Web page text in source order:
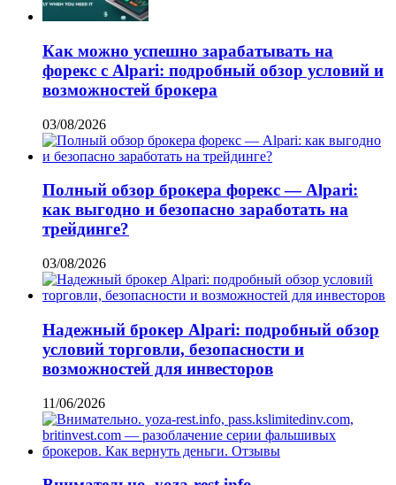
Как можно успешно зарабатывать на
форекс с Alpari: подробный обзор условий и
возможностей брокера
03/08/2026
Полный обзор брокера форекс — Alpari:
как выгодно и безопасно заработать на
трейдинге?
03/08/2026
Надежный брокер Alpari: подробный обзор
условий торговли, безопасности и
возможностей для инвесторов
11/06/2026